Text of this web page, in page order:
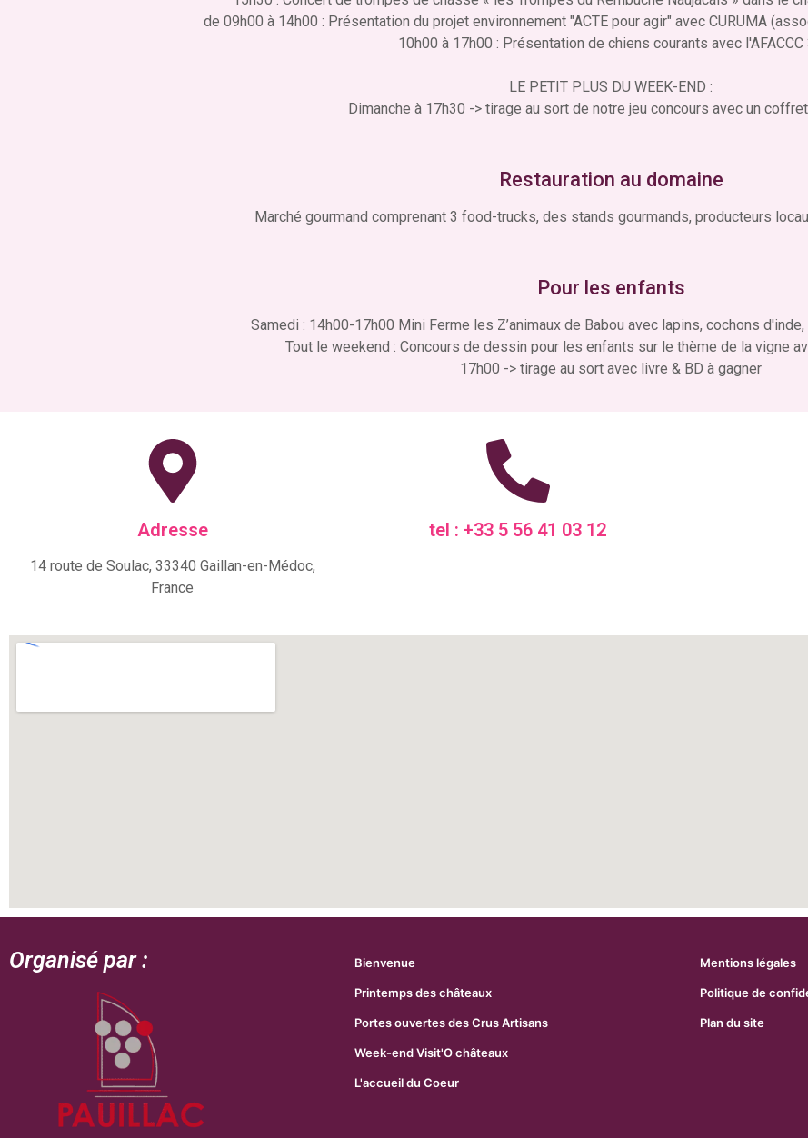
de 09h00 à 14h00 : Présentation du projet environnement "ACTE pour agir" avec CURUMA
10h00 à 17h00 : Présentation de chiens courants avec l'AFACCC
LE PETIT PLUS DU WEEK-END :
Dimanche à 17h30 -> tirage au sort de notre jeu concours avec un
Restauration au domaine
Marché gourmand comprenant 3 food-trucks, des stands gourmands, producteurs
Pour les enfants
Samedi : 14h00-17h00 Mini Ferme les Z’animaux de Babou avec lapins, cochons
Tout le weekend : Concours de dessin pour les enfants sur le thème de la vigne
17h00 -> tirage au sort avec livre & BD à gagner
Adresse
14 route de Soulac, 33340 Gaillan-en-Médoc,
France
tel : +33 5 56 41 03 12
Organisé par : Bienvenue
Printemps des châteaux
Portes ouvertes des Crus Artisans
Week-end Visit'O châteaux
L'accueil du Coeur
Mentions légales
Politique de
Plan du site